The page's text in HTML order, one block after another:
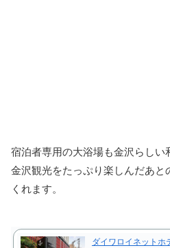
宿泊者専用の大浴場も金沢らしい
金沢観光をたっぷり楽しんだあと
くれます。
ダイワロイネットホ